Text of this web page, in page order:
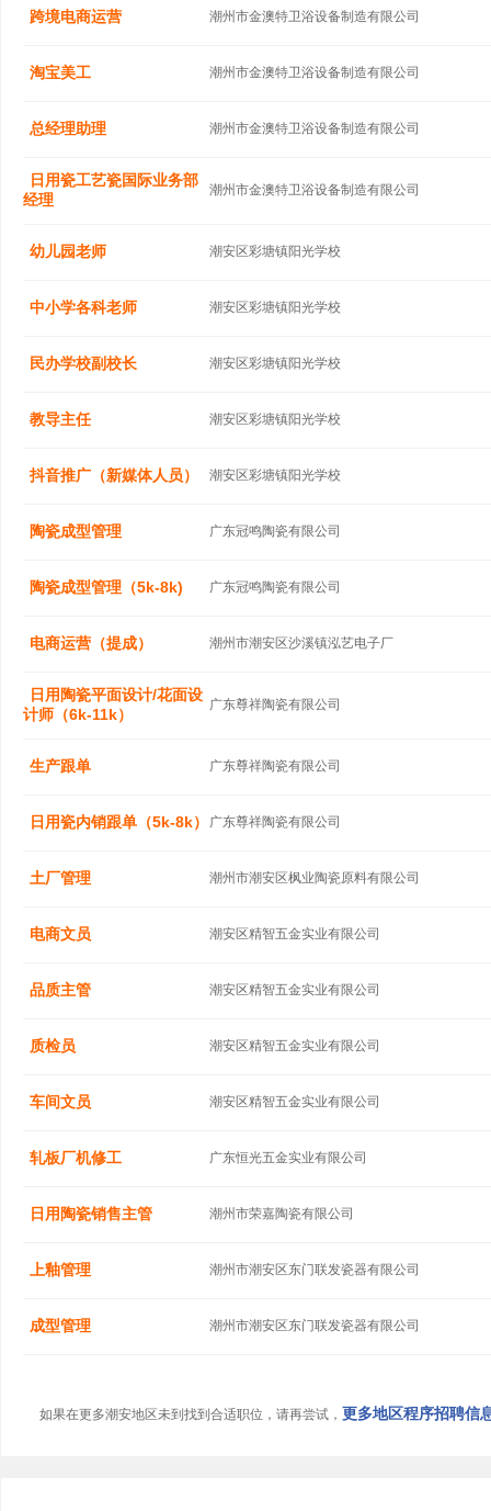
跨境电商运营 潮州市金澳特卫浴设备制造有限公司
淘宝美工 潮州市金澳特卫浴设备制造有限公司
总经理助理 潮州市金澳特卫浴设备制造有限公司
日用瓷工艺瓷国际业务部
经理
潮州市金澳特卫浴设备制造有限公司
幼儿园老师 潮安区彩塘镇阳光学校
中小学各科老师 潮安区彩塘镇阳光学校
民办学校副校长 潮安区彩塘镇阳光学校
教导主任 潮安区彩塘镇阳光学校
抖音推广（新媒体人员） 潮安区彩塘镇阳光学校
陶瓷成型管理 广东冠鸣陶瓷有限公司
陶瓷成型管理（5k-8k) 广东冠鸣陶瓷有限公司
电商运营（提成） 潮州市潮安区沙溪镇泓艺电子厂
日用陶瓷平面设计/花面设
计师（6k-11k）
广东尊祥陶瓷有限公司
生产跟单 广东尊祥陶瓷有限公司
日用瓷内销跟单（5k-8k） 广东尊祥陶瓷有限公司
土厂管理 潮州市潮安区枫业陶瓷原料有限公司
电商文员 潮安区精智五金实业有限公司
品质主管 潮安区精智五金实业有限公司
质检员 潮安区精智五金实业有限公司
车间文员 潮安区精智五金实业有限公司
轧板厂机修工 广东恒光五金实业有限公司
日用陶瓷销售主管 潮州市荣嘉陶瓷有限公司
上釉管理 潮州市潮安区东门联发瓷器有限公司
成型管理 潮州市潮安区东门联发瓷器有限公司
如果在更多潮安地区未到找到合适职位，请再尝试， 更多地区程序招聘信